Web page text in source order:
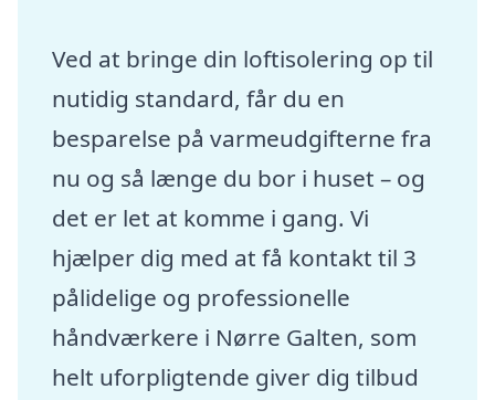
Ved at bringe din loftisolering op til
nutidig standard, får du en
besparelse på varmeudgifterne fra
nu og så længe du bor i huset – og
det er let at komme i gang. Vi
hjælper dig med at få kontakt til 3
pålidelige og professionelle
håndværkere i Nørre Galten, som
helt uforpligtende giver dig tilbud